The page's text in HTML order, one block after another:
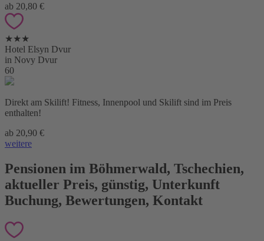
ab 20,80 €
★★★
Hotel Elsyn Dvur
in Novy Dvur
60
Direkt am Skilift! Fitness, Innenpool und Skilift sind im Preis
enthalten!
ab 20,90 €
weitere
Pensionen im Böhmerwald, Tschechien,
aktueller Preis, günstig, Unterkunft
Buchung, Bewertungen, Kontakt